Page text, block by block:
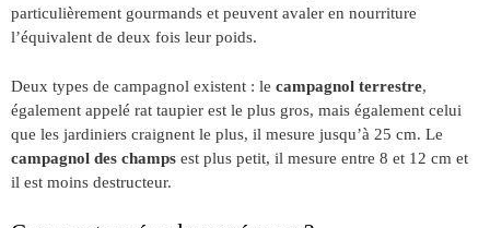
particulièrement gourmands et peuvent avaler en nourriture
l’équivalent de deux fois leur poids.
Deux types de campagnol existent : le campagnol terrestre,
également appelé rat taupier est le plus gros, mais également celui
que les jardiniers craignent le plus, il mesure jusqu’à 25 cm. Le
campagnol des champs est plus petit, il mesure entre 8 et 12 cm et
il est moins destructeur.